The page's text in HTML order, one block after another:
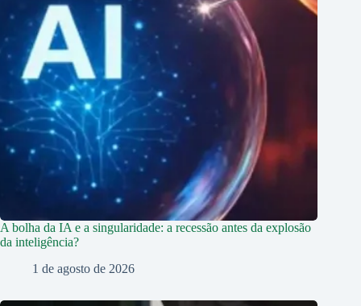
A bolha da IA e a singularidade: a recessão antes da explosão
da inteligência?
1 de agosto de 2026